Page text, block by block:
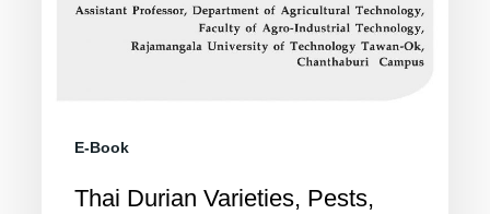
E-Book
Thai Durian Varieties, Pests,